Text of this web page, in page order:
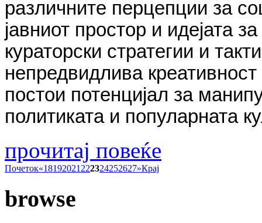
различните перцепции за
јавниот простор и идејата
кураторски стратегии и
непредвидливaкреативност
постои потенцијал за
политиката и популарната
прочитај повеќе
Почеток«18192021 222324252627»Крај
browse